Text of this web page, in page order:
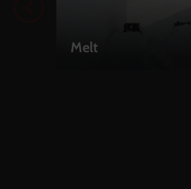
Melt
LEIHEN